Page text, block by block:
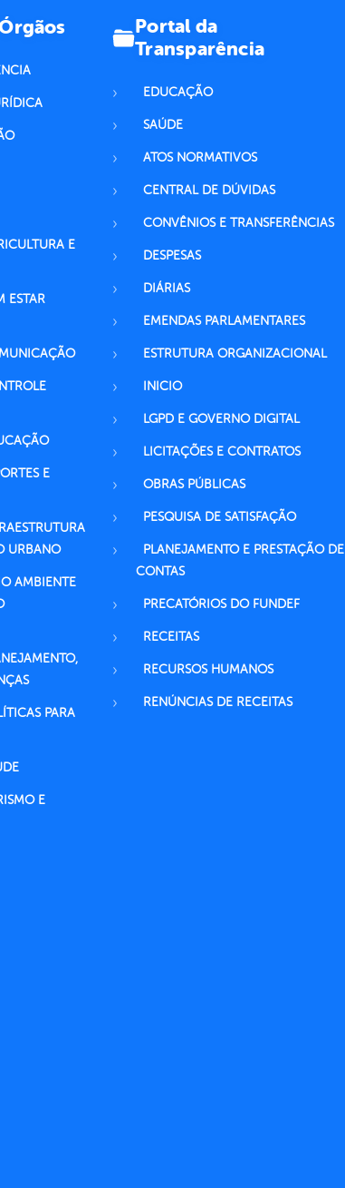
E
ESTAR
E
URBANO
AMBIENTE
PARA
E
Portal da
Transparência
EDUCAÇÃO
SAÚDE
ATOS NORMATIVOS
CENTRAL DE DÚVIDAS
CONVÊNIOS E TRANSFERÊNCIAS
DESPESAS
DIÁRIAS
EMENDAS PARLAMENTARES
ESTRUTURA ORGANIZACIONAL
INICIO
LGPD E GOVERNO DIGITAL
LICITAÇÕES E CONTRATOS
OBRAS PÚBLICAS
PESQUISA DE SATISFAÇÃO
PLANEJAMENTO E PRESTAÇÃO DE
CONTAS
PRECATÓRIOS DO FUNDEF
RECEITAS
RECURSOS HUMANOS
RENÚNCIAS DE RECEITAS